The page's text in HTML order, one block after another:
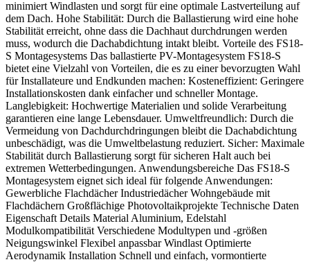
minimiert Windlasten und sorgt für eine optimale Lastverteilung auf
dem Dach. Hohe Stabilität: Durch die Ballastierung wird eine hohe
Stabilität erreicht, ohne dass die Dachhaut durchdrungen werden
muss, wodurch die Dachabdichtung intakt bleibt. Vorteile des FS18-
S Montagesystems Das ballastierte PV-Montagesystem FS18-S
bietet eine Vielzahl von Vorteilen, die es zu einer bevorzugten Wahl
für Installateure und Endkunden machen: Kosteneffizient: Geringere
Installationskosten dank einfacher und schneller Montage.
Langlebigkeit: Hochwertige Materialien und solide Verarbeitung
garantieren eine lange Lebensdauer. Umweltfreundlich: Durch die
Vermeidung von Dachdurchdringungen bleibt die Dachabdichtung
unbeschädigt, was die Umweltbelastung reduziert. Sicher: Maximale
Stabilität durch Ballastierung sorgt für sicheren Halt auch bei
extremen Wetterbedingungen. Anwendungsbereiche Das FS18-S
Montagesystem eignet sich ideal für folgende Anwendungen:
Gewerbliche Flachdächer Industriedächer Wohngebäude mit
Flachdächern Großflächige Photovoltaikprojekte Technische Daten
Eigenschaft Details Material Aluminium, Edelstahl
Modulkompatibilität Verschiedene Modultypen und -größen
Neigungswinkel Flexibel anpassbar Windlast Optimierte
Aerodynamik Installation Schnell und einfach, vormontierte